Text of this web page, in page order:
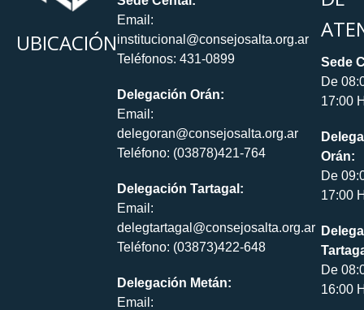
UBICACIÓN
Email:
institucional@consejosalta.org.ar
Teléfonos: 431-0899
Delegación Orán:
Email:
delegoran@consejosalta.org.ar
Teléfono: (03878)421-764
Delegación Tartagal:
Email:
delegtartagal@consejosalta.org.ar
Teléfono: (03873)422-648
Delegación Metán:
Email:
Sede
De
17:00
Orán:
De
17:00
De
16:00